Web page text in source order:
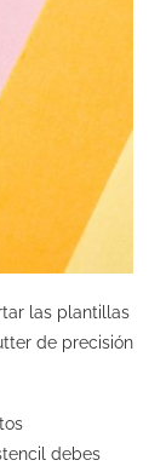
las plantillas
de precisión
debes